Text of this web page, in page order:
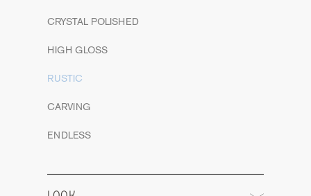
CRYSTAL POLISHED
HIGH GLOSS
RUSTIC
CARVING
ENDLESS